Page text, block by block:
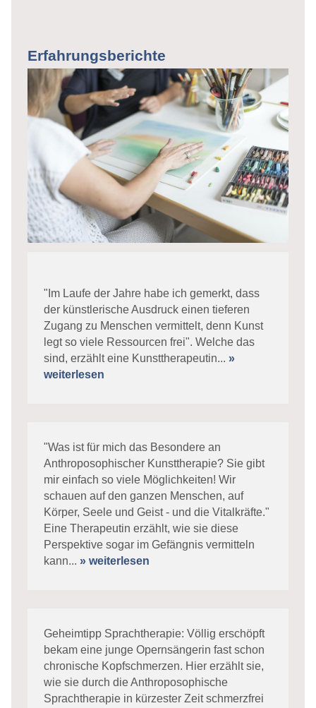
Erfahrungsberichte
"Im Laufe der Jahre habe ich gemerkt, dass
der künstlerische Ausdruck einen tieferen
Zugang zu Menschen vermittelt, denn Kunst
legt so viele Ressourcen frei". Welche das
sind, erzählt eine Kunsttherapeutin... »
weiterlesen
"Was ist für mich das Besondere an
Anthroposophischer Kunsttherapie? Sie gibt
mir einfach so viele Möglichkeiten! Wir
schauen auf den ganzen Menschen, auf
Körper, Seele und Geist - und die Vitalkräfte."
Eine Therapeutin erzählt, wie sie diese
Perspektive sogar im Gefängnis vermitteln
kann... » weiterlesen
Geheimtipp Sprachtherapie: Völlig erschöpft
bekam eine junge Opernsängerin fast schon
chronische Kopfschmerzen. Hier erzählt sie,
wie sie durch die Anthroposophische
Sprachtherapie in kürzester Zeit schmerzfrei